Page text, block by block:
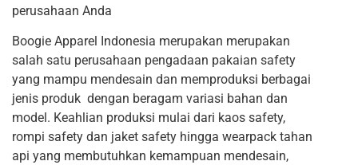
perusahaan Anda
Boogie Apparel Indonesia merupakan merupakan
salah satu perusahaan pengadaan pakaian safety
yang mampu mendesain dan memproduksi berbagai
jenis produk dengan beragam variasi bahan dan
model. Keahlian produksi mulai dari kaos safety,
rompi safety dan jaket safety hingga wearpack tahan
api yang membutuhkan kemampuan mendesain,